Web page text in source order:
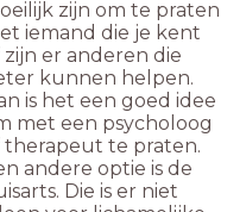
zijn om te praten
iemand die je kent
zijn er anderen die
kunnen helpen.
is het een goed idee
met een psycholoog
therapeut te praten.
andere optie is de
Die is er niet